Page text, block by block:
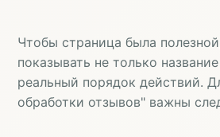
Чтобы страница была
показывать не только
реальный порядок действий.
обработки отзывов" важны